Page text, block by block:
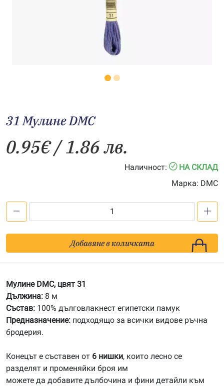
31 Мулине DMC
0.95€/ 1.86 лв.
Наличност:
НА СКЛАД
Марка: DMC
Мулине
DMC
Добавяне в количката
Мулине DMC, цвят 31
Дължина: 8 м
Състав: 100% дълговлакнест египетски памук
Предназначение: подходящо за всички видове ръчна
бродерия.
Конецът е съставен от 6 нишки, които лесно се
разделят и променяйки броя им
можете да добавите дълбочина и фини детайли към